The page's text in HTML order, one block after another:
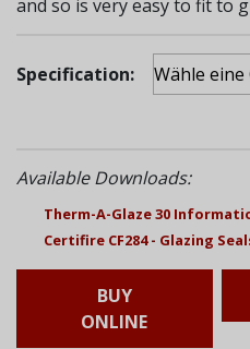
and so is very easy to fit to
Specification:
Available Downloads:
Therm-A-Glaze 30
Certifire CF284 - Glazing
BUY
ONLINE